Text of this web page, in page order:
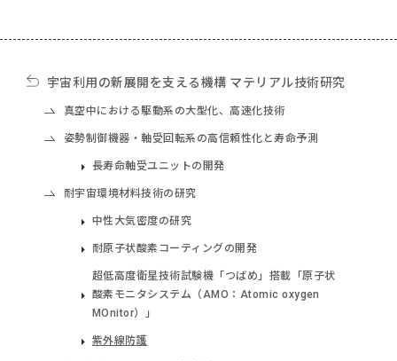
宇宙利用の新展開を支える機構 マテリアル技術研究
真空中における駆動系の大型化、高速化技術
姿勢制御機器・軸受回転系の高信頼性化と寿命予測
長寿命軸受ユニットの開発
耐宇宙環境材料技術の研究
中性大気密度の研究
耐原子状酸素コーティングの開発
超低高度衛星技術試験機「つばめ」搭載「原子状
酸素モニタシステム（AMO：Atomic oxygen
MOnitor）」
紫外線防護